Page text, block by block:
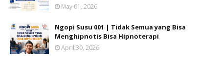
May 01, 2026
Ngopi Susu 001 | Tidak Semua yang Bisa
Menghipnotis Bisa Hipnoterapi
April 30, 2026